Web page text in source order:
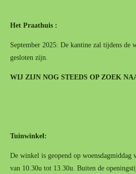
Het Praathuis :
September 2025: De kantine zal tijdens de
gesloten zijn.
WIJ ZIJN NOG STEEDS OP ZOEK
Tuinwinkel:
De winkel is geopend op woensdagmiddag
van 10.30u tot 13.30u. Buiten de